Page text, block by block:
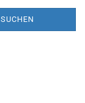
SUCHEN